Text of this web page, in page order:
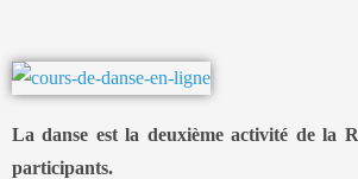
La danse est la deuxième activité de la
participants.